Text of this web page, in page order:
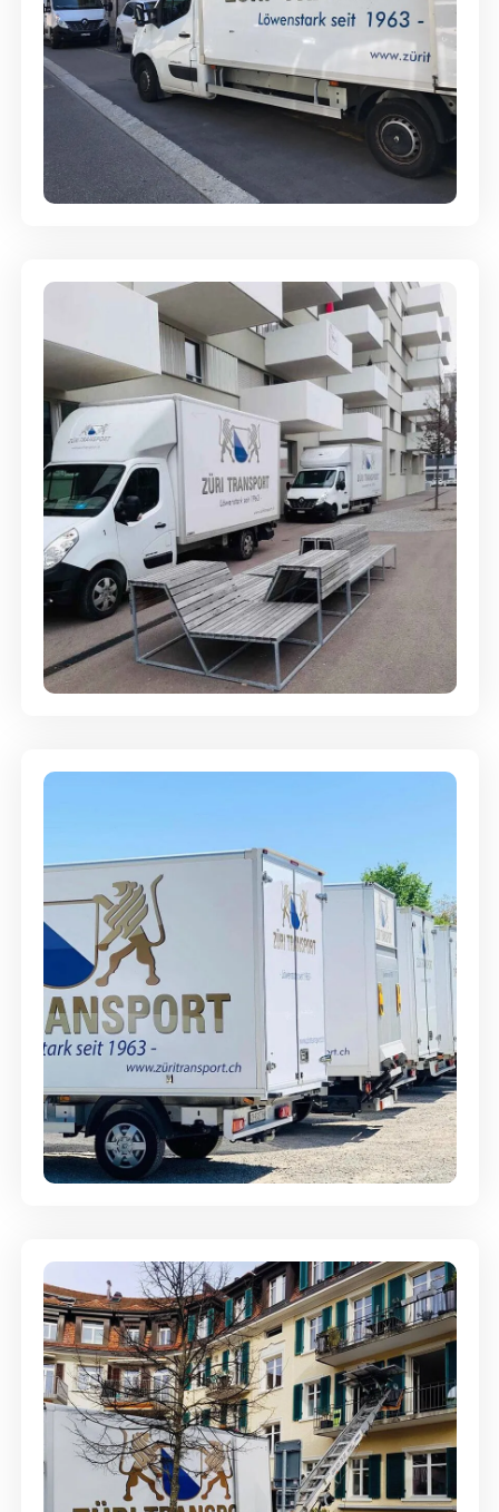
Full-Service - Für Privatumzüge
Umzugsreinigung - mit
Abgabegarantie
Möbellagerung - Alles sicher
aufbewahrt